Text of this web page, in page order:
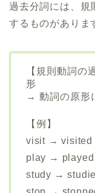
過去分詞には、規
するものがありま
【規則動詞の
形
→ 動詞の原形
【例】
visit → visited
play → played
study →